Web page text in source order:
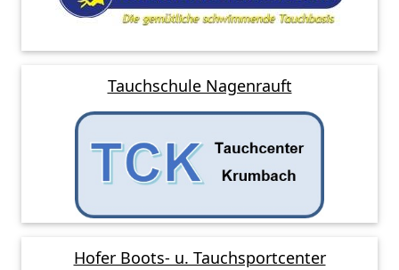
Tauchschule Nagenrauft
Hofer Boots- u. Tauchsportcenter